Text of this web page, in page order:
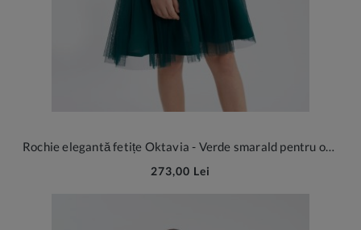
Rochie elegantă fetițe Oktavia - Verde smarald pentru ocazii speciale
273,00 Lei